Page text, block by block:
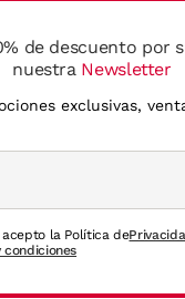
de descuento por
nuestra Newsletter
exclusivas,
acepto la Política de
condiciones